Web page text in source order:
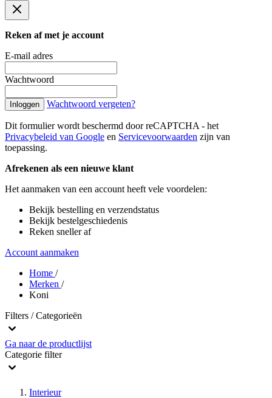
Reken af met je account
E-mail adres
Wachtwoord
Inloggen Wachtwoord vergeten?
Dit formulier wordt beschermd door reCAPTCHA - het
Privacybeleid van Google en Servicevoorwaarden zijn van
toepassing.
Afrekenen als een nieuwe klant
Het aanmaken van een account heeft vele voordelen:
Bekijk bestelling en verzendstatus
Bekijk bestelgeschiedenis
Reken sneller af
Account aanmaken
Home /
Merken /
Koni
Filters / Categorieën
Ga naar de productlijst
Categorie filter
Interieur